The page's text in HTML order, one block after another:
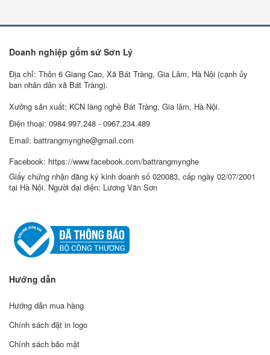
Doanh nghiệp gốm sứ Sơn Lý
Địa chỉ: Thôn 6 Giang Cao, Xã Bát Tràng, Gia Lâm, Hà Nội (cạnh ủy
ban nhân dân xã Bát Tràng).
Xưởng sản xuất: KCN làng nghề Bát Tràng, Gia lâm, Hà Nội.
Điện thoại: 0984.997.248 - 0967.234.489
Email: battrangmynghe@gmail.com
Facebook: https://www.facebook.com/battrangmynghe
Giấy chứng nhận đăng ký kinh doanh số 020083, cấp ngày 02/07/2001
tại Hà Nội. Người đại diện: Lương Văn Sơn
Hướng dẫn
Hướng dẫn mua hàng
Chính sách đặt in logo
Chính sách bảo mật